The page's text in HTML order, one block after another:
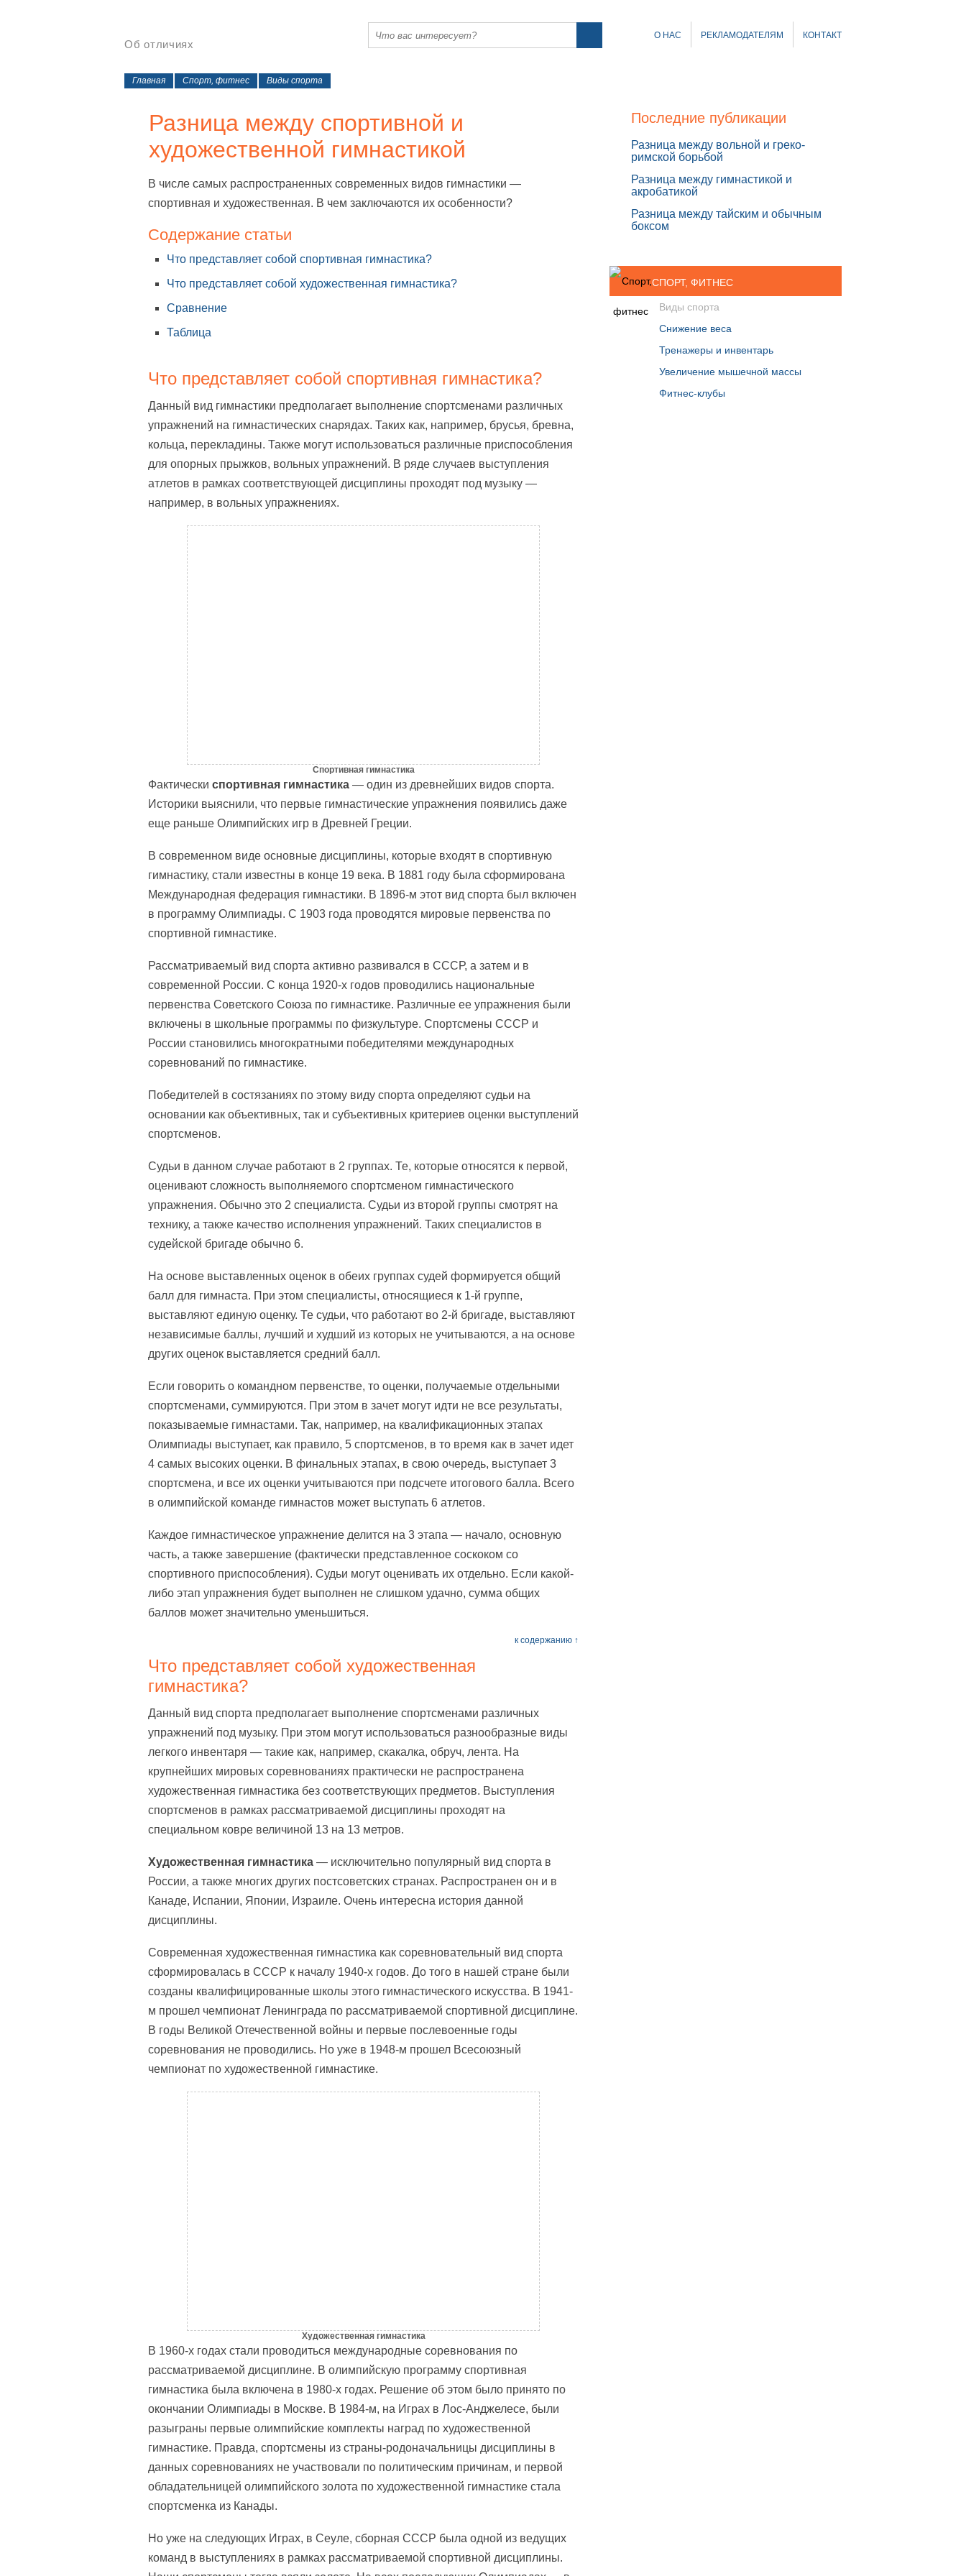
Об отличиях
О НАС РЕКЛАМОДАТЕЛЯМ КОНТАКТ
Главная Спорт, фитнес Виды спорта
Разница между спортивной и
художественной гимнастикой
В числе самых распространенных современных видов гимнастики —
спортивная и художественная. В чем заключаются их особенности?
Содержание статьи
Что представляет собой спортивная гимнастика?
Что представляет собой художественная гимнастика?
Сравнение
Таблица
Что представляет собой спортивная гимнастика?
Данный вид гимнастики предполагает выполнение спортсменами различных
упражнений на гимнастических снарядах. Таких как, например, брусья, бревна,
кольца, перекладины. Также могут использоваться различные приспособления
для опорных прыжков, вольных упражнений. В ряде случаев выступления
атлетов в рамках соответствующей дисциплины проходят под музыку —
например, в вольных упражнениях.
Спортивная гимнастика
Фактически спортивная гимнастика — один из древнейших видов спорта.
Историки выяснили, что первые гимнастические упражнения появились даже
еще раньше Олимпийских игр в Древней Греции.
В современном виде основные дисциплины, которые входят в спортивную
гимнастику, стали известны в конце 19 века. В 1881 году была сформирована
Международная федерация гимнастики. В 1896-м этот вид спорта был включен
в программу Олимпиады. С 1903 года проводятся мировые первенства по
спортивной гимнастике.
Рассматриваемый вид спорта активно развивался в СССР, а затем и в
современной России. С конца 1920-х годов проводились национальные
первенства Советского Союза по гимнастике. Различные ее упражнения были
включены в школьные программы по физкультуре. Спортсмены СССР и
России становились многократными победителями международных
соревнований по гимнастике.
Победителей в состязаниях по этому виду спорта определяют судьи на
основании как объективных, так и субъективных критериев оценки выступлений
спортсменов.
Судьи в данном случае работают в 2 группах. Те, которые относятся к первой,
оценивают сложность выполняемого спортсменом гимнастического
упражнения. Обычно это 2 специалиста. Судьи из второй группы смотрят на
технику, а также качество исполнения упражнений. Таких специалистов в
судейской бригаде обычно 6.
На основе выставленных оценок в обеих группах судей формируется общий
балл для гимнаста. При этом специалисты, относящиеся к 1-й группе,
выставляют единую оценку. Те судьи, что работают во 2-й бригаде, выставляют
независимые баллы, лучший и худший из которых не учитываются, а на основе
других оценок выставляется средний балл.
Если говорить о командном первенстве, то оценки, получаемые отдельными
спортсменами, суммируются. При этом в зачет могут идти не все результаты,
показываемые гимнастами. Так, например, на квалификационных этапах
Олимпиады выступает, как правило, 5 спортсменов, в то время как в зачет идет
4 самых высоких оценки. В финальных этапах, в свою очередь, выступает 3
спортсмена, и все их оценки учитываются при подсчете итогового балла. Всего
в олимпийской команде гимнастов может выступать 6 атлетов.
Каждое гимнастическое упражнение делится на 3 этапа — начало, основную
часть, а также завершение (фактически представленное соскоком со
спортивного приспособления). Судьи могут оценивать их отдельно. Если какой-
либо этап упражнения будет выполнен не слишком удачно, сумма общих
баллов может значительно уменьшиться.
к содержанию ↑
Что представляет собой художественная
гимнастика?
Данный вид спорта предполагает выполнение спортсменами различных
упражнений под музыку. При этом могут использоваться разнообразные виды
легкого инвентаря — такие как, например, скакалка, обруч, лента. На
крупнейших мировых соревнованиях практически не распространена
художественная гимнастика без соответствующих предметов. Выступления
спортсменов в рамках рассматриваемой дисциплины проходят на
специальном ковре величиной 13 на 13 метров.
Художественная гимнастика — исключительно популярный вид спорта в
России, а также многих других постсоветских странах. Распространен он и в
Канаде, Испании, Японии, Израиле. Очень интересна история данной
дисциплины.
Современная художественная гимнастика как соревновательный вид спорта
сформировалась в СССР к началу 1940-х годов. До того в нашей стране были
созданы квалифицированные школы этого гимнастического искусства. В 1941-
м прошел чемпионат Ленинграда по рассматриваемой спортивной дисциплине.
В годы Великой Отечественной войны и первые послевоенные годы
соревнования не проводились. Но уже в 1948-м прошел Всесоюзный
чемпионат по художественной гимнастике.
Художественная гимнастика
В 1960-х годах стали проводиться международные соревнования по
рассматриваемой дисциплине. В олимпийскую программу спортивная
гимнастика была включена в 1980-х годах. Решение об этом было принято по
окончании Олимпиады в Москве. В 1984-м, на Играх в Лос-Анджелесе, были
разыграны первые олимпийские комплекты наград по художественной
гимнастике. Правда, спортсмены из страны-родоначальницы дисциплины в
данных соревнованиях не участвовали по политическим причинам, и первой
обладательницей олимпийского золота по художественной гимнастике стала
спортсменка из Канады.
Но уже на следующих Играх, в Сеуле, сборная СССР была одной из ведущих
команд в выступлениях в рамках рассматриваемой спортивной дисциплины.
Последние публикации
Разница между вольной и греко-
римской борьбой
Разница между гимнастикой и
акробатикой
Разница между тайским и обычным
боксом
СПОРТ, ФИТНЕС
Виды спорта
Снижение веса
Тренажеры и инвентарь
Увеличение мышечной массы
Фитнес-клубы